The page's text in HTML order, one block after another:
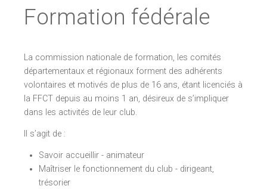
Formation fédérale
La commission nationale de formation, les comités
départementaux et régionaux forment des adhérents
volontaires et motivés de plus de 16 ans, étant licenciés à
la FFCT depuis au moins 1 an, désireux de s’impliquer
dans les activités de leur club.
Il s’agit de :
Savoir accueillir - animateur
Maîtriser le fonctionnement du club - dirigeant,
trésorier